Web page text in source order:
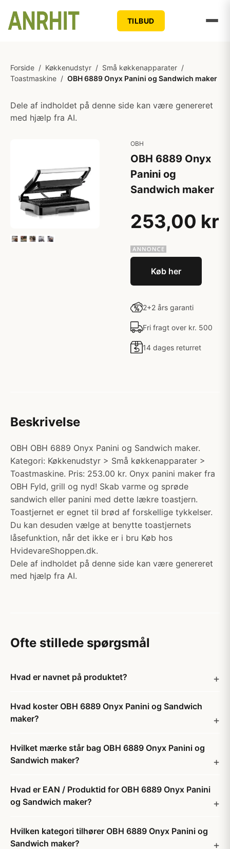
TILBUD
Forside / Køkkenudstyr / Små køkkenapparater /
Toastmaskine / OBH 6889 Onyx Panini og Sandwich maker
Dele af indholdet på denne side kan være genereret
med hjælp fra AI.
OBH
OBH 6889 Onyx
Panini og
Sandwich maker
253,00 kr
Køb her
2+2 års garanti
Fri fragt over kr. 500
14 dages returret
Beskrivelse
OBH OBH 6889 Onyx Panini og Sandwich maker.
Kategori: Køkkenudstyr > Små køkkenapparater >
Toastmaskine. Pris: 253.00 kr. Onyx panini maker fra
OBH Fyld, grill og nyd! Skab varme og sprøde
sandwich eller panini med dette lækre toastjern.
Toastjernet er egnet til brød af forskellige tykkelser.
Du kan desuden vælge at benytte toastjernets
låsefunktion, når det ikke er i bru Køb hos
HvidevareShoppen.dk.
Dele af indholdet på denne side kan være genereret
med hjælp fra AI.
Ofte stillede spørgsmål
Hvad er navnet på produktet?
Hvad koster OBH 6889 Onyx Panini og Sandwich
maker?
Hvilket mærke står bag OBH 6889 Onyx Panini og
Sandwich maker?
Hvad er EAN / Produktid for OBH 6889 Onyx Panini
og Sandwich maker?
Hvilken kategori tilhører OBH 6889 Onyx Panini og
Sandwich maker?